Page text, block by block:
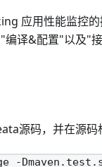
应用性能监控
编译&配置"以及"
源码，并在源码
-